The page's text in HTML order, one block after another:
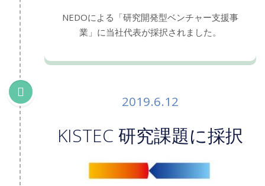
NEDOによる「研究開発型ベンチャー支援事
業」に当社代表が採択されました。
2019.6.12
KISTEC 研究課題に採択